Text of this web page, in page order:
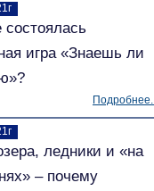
состоялась
игра «Знаешь ли
ледники и «на
– почему